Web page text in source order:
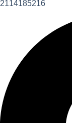
2114185216